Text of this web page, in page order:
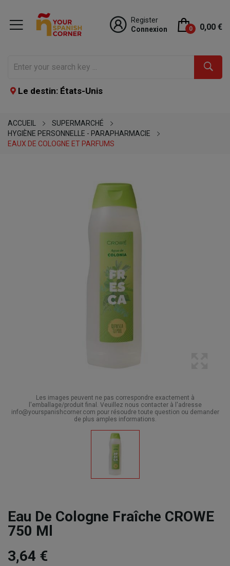
Register
Connexion
0 0,00 €
Le destin: États-Unis
ACCUEIL
SUPERMARCHÉ
HYGIÈNE PERSONNELLE - PARAPHARMACIE
EAUX DE COLOGNE ET PARFUMS
Les images peuvent ne pas correspondre exactement à
l'emballage/produit final. Veuillez nous contacter à l'adresse
info@yourspanishcorner.com pour résoudre toute question ou demander
de plus amples informations.
Eau De Cologne Fraîche CROWE
750 Ml
3,64 €